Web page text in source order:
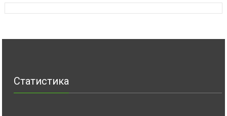
Статистика